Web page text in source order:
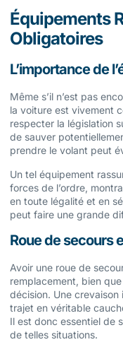
Équipements
Obligatoires
L’importance de
Même s’il n’est pas
la voiture est vivement
respecter la législation
de sauver
prendre le volant peut
Un tel équipement
forces de l’ordre,
en toute légalité et en
peut faire une grande
Roue de secours
Avoir une roue de
remplacement, bien
décision. Une
trajet en véritable
Il est donc essentiel de
de telles situations.